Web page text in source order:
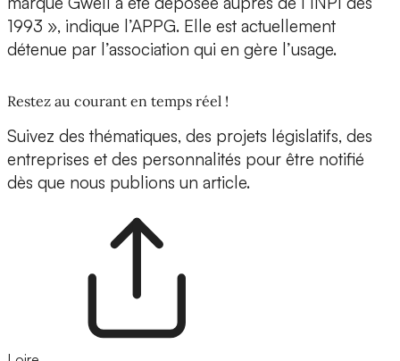
1993 », indique l’APPG. Elle est actuellement
détenue par l’association qui en gère l’usage.
Restez au courant en temps réel !
Suivez des thématiques, des projets législatifs, des
entreprises et des personnalités pour être notifié
dès que nous publions un article.